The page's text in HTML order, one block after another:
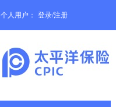
个人用户： 登录/注册